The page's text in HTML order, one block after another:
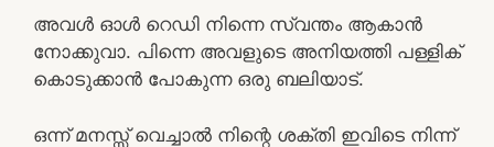
അവൾ ഓൾ റെഡി നിന്നെ സ്വന്തം ആകാൻ
നോക്കുവാ. പിന്നെ അവളുടെ അനിയത്തി പള്ളിക്
കൊടുക്കാൻ പോകുന്ന ഒരു ബലിയാട്.
ഒന്ന് മനസ്സ് വെച്ചാൽ നിന്റെ ശക്തി ഇവിടെ നിന്ന്